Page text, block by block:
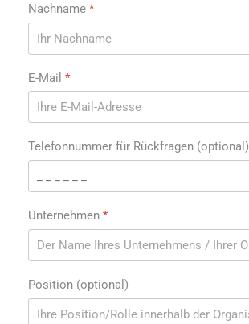
Nachname *
E-Mail *
Telefonnummer für Rückfragen (optional)
Unternehmen *
Position (optional)